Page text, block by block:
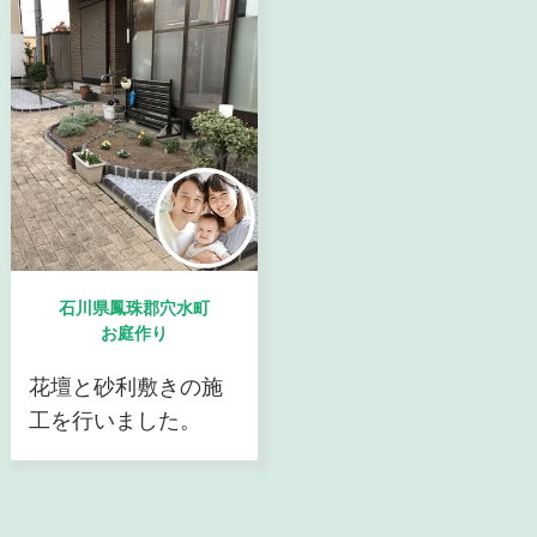
石川県鳳珠郡穴水町
お庭作り
花壇と砂利敷きの施
工を行いました。